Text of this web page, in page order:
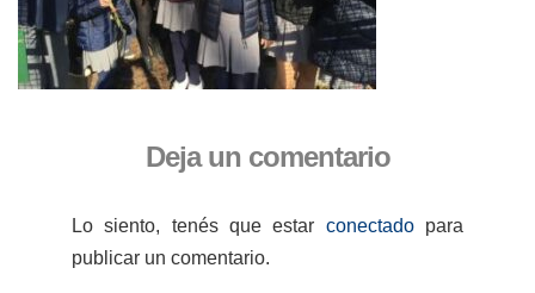
Deja un comentario
Lo siento, tenés que estar conectadopara
publicar un comentario.